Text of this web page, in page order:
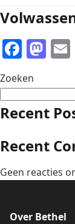
Zoeken
Recent
Recent
Geen reacties
Over Bethel